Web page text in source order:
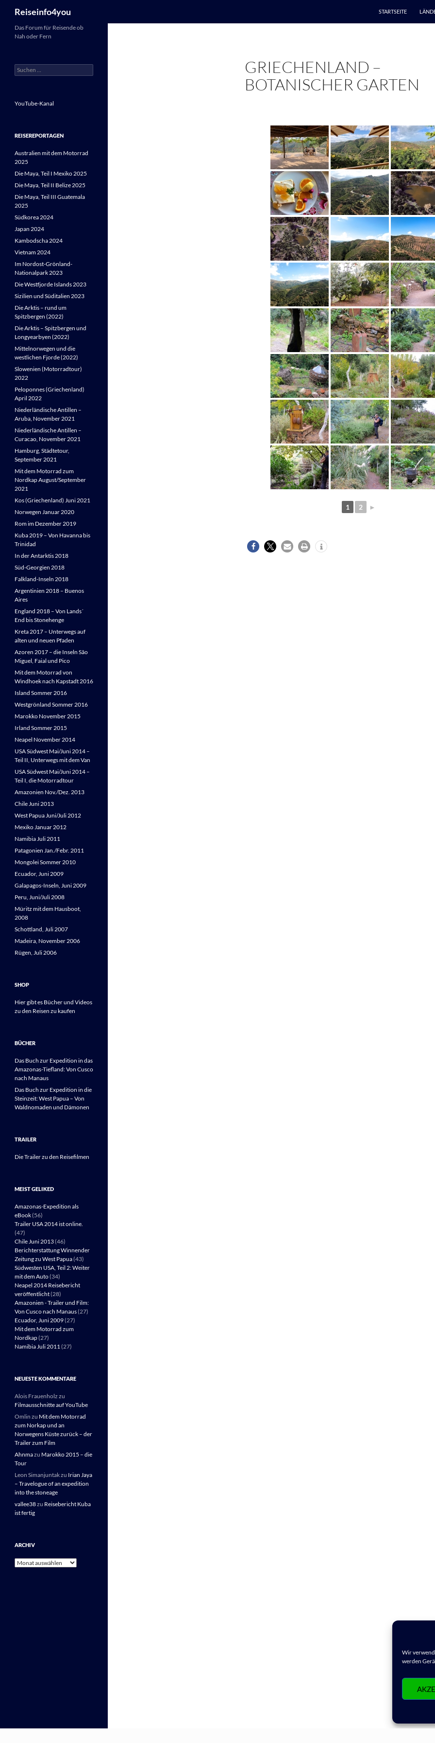
Wir
werden
Inhalt
Reiseinfo4you STARTSEITE
GRIECHENLAND –
BOTANISCHER GARTEN
1 2 ►
Das Forum für Reisende ob
Nah oder Fern
Suchen
nach:
YouTube-Kanal
REISEREPORTAGEN
Australien mit dem Motorrad
2025
Die Maya, Teil I Mexiko 2025
Die Maya, Teil II Belize 2025
Die Maya, Teil III Guatemala
2025
Südkorea 2024
Japan 2024
Kambodscha 2024
Vietnam 2024
Im Nordost-Grönland-
Nationalpark 2023
Die Westfjorde Islands 2023
Sizilien und Süditalien 2023
Die Arktis – rund um
Spitzbergen (2022)
Die Arktis – Spitzbergen und
Longyearbyen (2022)
Mittelnorwegen und die
westlichen Fjorde (2022)
Slowenien (Motorradtour)
2022
Peloponnes (Griechenland)
April 2022
Niederländische Antillen –
Aruba, November 2021
Niederländische Antillen –
Curacao, November 2021
Hamburg, Städtetour,
September 2021
Mit dem Motorrad zum
Nordkap August/September
2021
Kos (Griechenland) Juni 2021
Norwegen Januar 2020
Rom im Dezember 2019
Kuba 2019 – Von Havanna bis
Trinidad
In der Antarktis 2018
Süd-Georgien 2018
Falkland-Inseln 2018
Argentinien 2018 – Buenos
Aires
England 2018 – Von Lands´
End bis Stonehenge
Kreta 2017 – Unterwegs auf
alten und neuen Pfaden
Azoren 2017 – die Inseln São
Miguel, Faial und Pico
Mit dem Motorrad von
Windhoek nach Kapstadt 2016
Island Sommer 2016
Westgrönland Sommer 2016
Marokko November 2015
Irland Sommer 2015
Neapel November 2014
USA Südwest Mai/Juni 2014 –
Teil II, Unterwegs mit dem Van
USA Südwest Mai/Juni 2014 –
Teil I, die Motorradtour
Amazonien Nov./Dez. 2013
Chile Juni 2013
West Papua Juni/Juli 2012
Mexiko Januar 2012
Namibia Juli 2011
Patagonien Jan./Febr. 2011
Mongolei Sommer 2010
Ecuador, Juni 2009
Galapagos-Inseln, Juni 2009
Peru, Juni/Juli 2008
Müritz mit dem Hausboot,
2008
Schottland, Juli 2007
Madeira, November 2006
Rügen, Juli 2006
SHOP
Hier gibt es Bücher und Videos
zu den Reisen zu kaufen
BÜCHER
Das Buch zur Expedition in das
Amazonas-Tiefland: Von Cusco
nach Manaus
Das Buch zur Expedition in die
Steinzeit: West Papua – Von
Waldnomaden und Dämonen
TRAILER
Die Trailer zu den Reisefilmen
MEIST GELIKED
Amazonas-Expedition als
eBook(56)
Trailer USA 2014 ist online.
(47)
Chile Juni 2013(46)
Berichterstattung Winnender
Zeitung zu West Papua(43)
Südwesten USA, Teil 2: Weiter
mit dem Auto(34)
Neapel 2014 Reisebericht
veröffentlicht(28)
Amazonien - Trailer und Film:
Von Cusco nach Manaus(27)
Ecuador, Juni 2009(27)
Mit dem Motorrad zum
Nordkap(27)
Namibia Juli 2011(27)
NEUESTE KOMMENTARE
Alois Frauenholz zu
Filmausschnitte auf YouTube
Omlin zu Mit dem Motorrad
zum Norkap und an
Norwegens Küste zurück – der
Trailer zum Film
Ahnmazu Marokko 2015 – die
Tour
Leon Simanjuntakzu Irian Jaya
– Travelogue of an expedition
into the stoneage
vallee38zu Reisebericht Kuba
ist fertig
ARCHIV
Archiv